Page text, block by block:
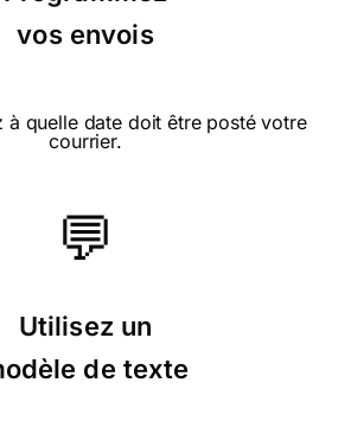
vos envois
à quelle date doit être posté votre
courrier.
💬
Utilisez un
de texte